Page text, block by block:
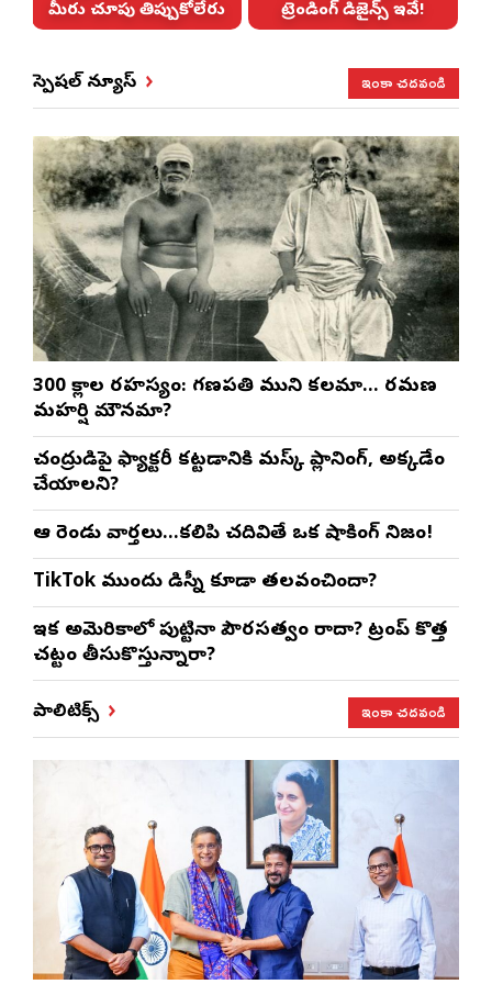
మీరు చూపు తిప్పుకోలేరు
ట్రెండింగ్ డిజైన్స్ ఇవే!
స్పెషల్ న్యూస్ ఇంకా చదవండి
300 శ్లోకాల రహస్యం: గణపతి ముని కలమా… రమణ
మహర్షి మౌనమా?
చంద్రుడిపై ఫ్యాక్టరీ కట్టడానికి మస్క్ ప్లానింగ్, అక్కడేం
చేయాలని?
ఆ రెండు వార్తలు…కలిపి చదివితే ఒక షాకింగ్ నిజం!
TikTok ముందు డిస్నీ కూడా తలవంచిందా?
ఇక అమెరికాలో పుట్టినా పౌరసత్వం రాదా? ట్రంప్ కొత్త
చట్టం తీసుకొస్తున్నారా?
పాలిటిక్స్ ఇంకా చదవండి